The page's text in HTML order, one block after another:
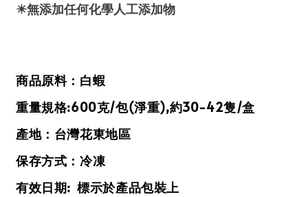
☀無添加任何化學人工添加物
商品原料：白蝦
重量規格:600克/包(淨重),約30-42隻/盒
產地：台灣花東地區
保存方式：冷凍
有效日期: 標示於產品包裝上